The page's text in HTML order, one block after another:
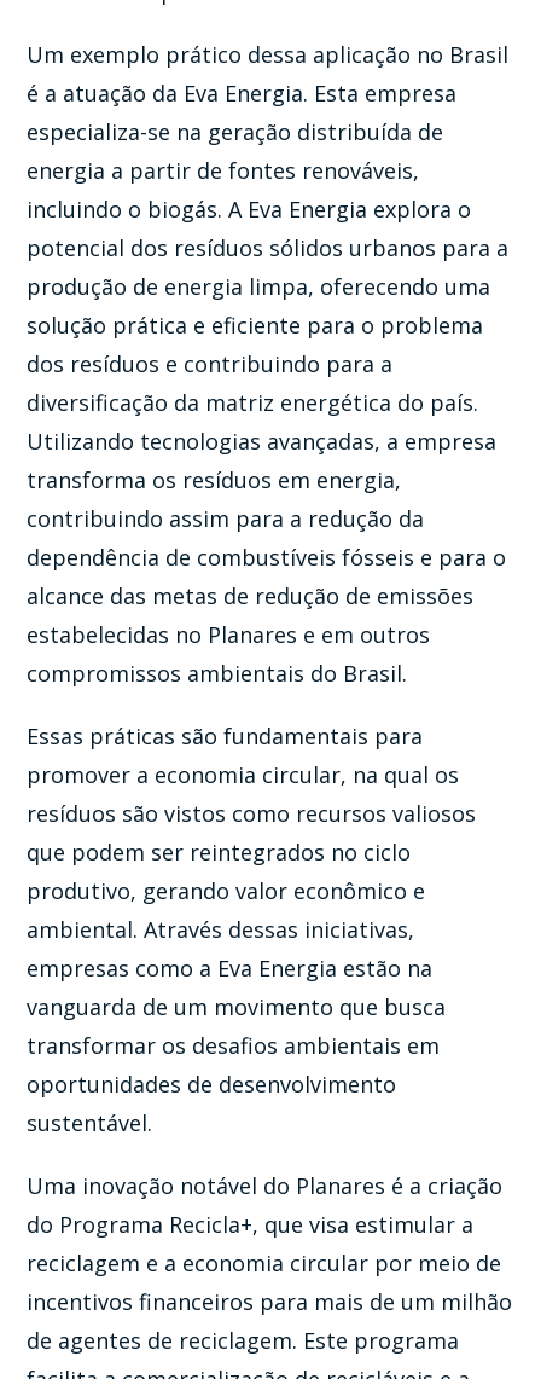
Um exemplo prático dessa aplicação no Brasil
é a atuação da Eva Energia. Esta empresa
especializa-se na geração distribuída de
energia a partir de fontes renováveis,
incluindo o biogás. A Eva Energia explora o
potencial dos resíduos sólidos urbanos para a
produção de energia limpa, oferecendo uma
solução prática e eficiente para o problema
dos resíduos e contribuindo para a
diversificação da matriz energética do país.
Utilizando tecnologias avançadas, a empresa
transforma os resíduos em energia,
contribuindo assim para a redução da
dependência de combustíveis fósseis e para o
alcance das metas de redução de emissões
estabelecidas no Planares e em outros
compromissos ambientais do Brasil.
Essas práticas são fundamentais para
promover a economia circular, na qual os
resíduos são vistos como recursos valiosos
que podem ser reintegrados no ciclo
produtivo, gerando valor econômico e
ambiental. Através dessas iniciativas,
empresas como a Eva Energia estão na
vanguarda de um movimento que busca
transformar os desafios ambientais em
oportunidades de desenvolvimento
sustentável.
Uma inovação notável do Planares é a criação
do Programa Recicla+, que visa estimular a
reciclagem e a economia circular por meio de
incentivos financeiros para mais de um milhão
de agentes de reciclagem. Este programa